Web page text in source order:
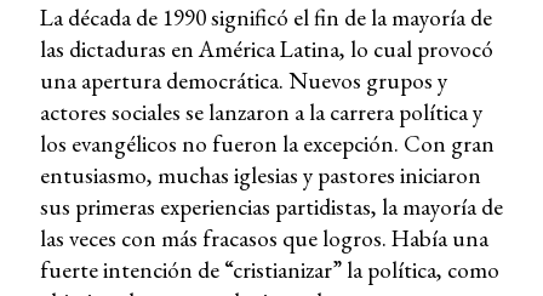
La década de 1990 significó el fin de la mayoría de
las dictaduras en América Latina, lo cual provocó
una apertura democrática. Nuevos grupos y
actores sociales se lanzaron a la carrera política y
los evangélicos no fueron la excepción. Con gran
entusiasmo, muchas iglesias y pastores iniciaron
sus primeras experiencias partidistas, la mayoría de
las veces con más fracasos que logros. Había una
fuerte intención de “cristianizar” la política, como